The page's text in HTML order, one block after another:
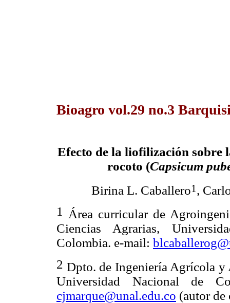
Bioagro vol.29 no.3
Efecto de la liofilización sobre
rocoto (Capsicum
Birina L. Caballero1 ,
1 Área curricular de
Ciencias Agrarias,
Colombia. e-mail:
2 Dpto. de Ingeniería Agrícola y
Universidad Nacional de
cjmarque@unal.edu.co (autor de